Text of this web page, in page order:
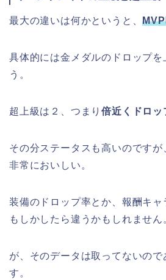
最大の違いは何かというと、
具体的には金メダルのドロップを
う。
超上級は２、つまり倍近くドロッ
その分ステータスも高いのです
非常においしい。
装備のドロップ率とか、報酬キャ
もしかしたら違うかもしれません
が、そのデータは取ってないので
す。